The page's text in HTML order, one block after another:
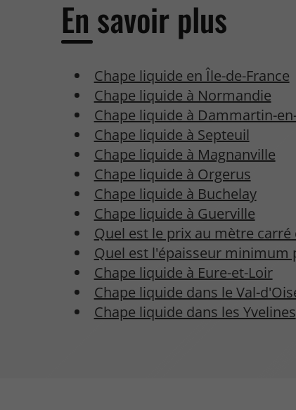
En savoir plus
Chape liquide en Île-de-France
Chape liquide à Normandie
Chape liquide à Dammartin-
Chape liquide à Septeuil
Chape liquide à Magnanville
Chape liquide à Orgerus
Chape liquide à Buchelay
Chape liquide à Guerville
Quel est le prix au mètre carré
Quel est l'épaisseur minimum
Chape liquide à Eure-et-Loir
Chape liquide dans le Val-
Chape liquide dans les Yvelines